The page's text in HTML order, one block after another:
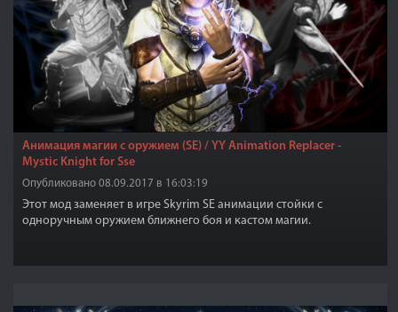
Анимация магии с оружием (SE) / YY Animation Replacer -
Mystic Knight for Sse
Опубликовано 08.09.2017 в 16:03:19
Этот мод заменяет в игре Skyrim SE анимации стойки с
одноручным оружием ближнего боя и кастом магии.